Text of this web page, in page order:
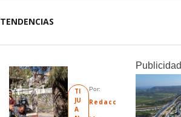
TENDENCIAS
TI
JU
A
Por:
Redacc
Publicidad